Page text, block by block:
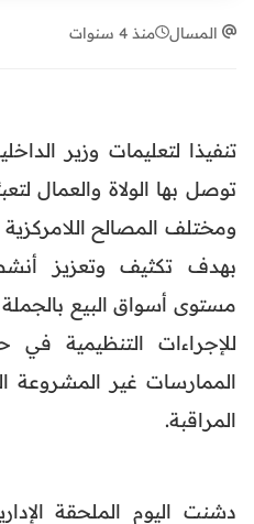
المسال منذ 4 سنوات
تنفيذا لتعليمات وزير
توصل بها الولاة والعمال
ومختلف المصالح
بهدف تكثيف وتعزيز
مستوى أسواق البيع بالجملة
للإجراءات التنظيمية
الممارسات غير المشروعة
المراقبة.
دشنت اليوم الملحقة